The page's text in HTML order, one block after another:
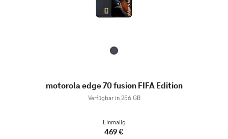
motorola edge 70 fusion FIFA Edition
Verfügbar in 256 GB
Einmalig
469 €